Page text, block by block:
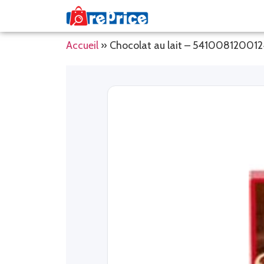
Accueil » Chocolat au lait –